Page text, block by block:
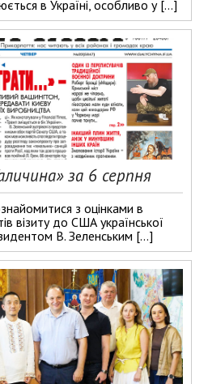
в Україні, особливо у […]
за 6 серпня
з оцінками в
візиту до США української
В. Зеленським […]